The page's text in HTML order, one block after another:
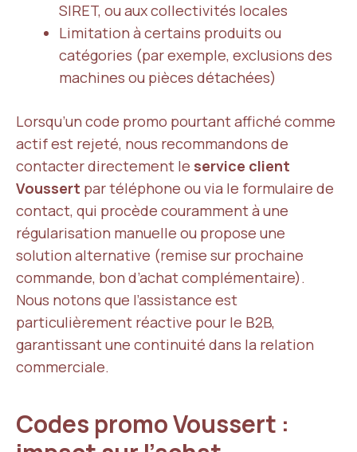
SIRET, ou aux collectivités locales
Limitation à certains produits ou
catégories (par exemple, exclusions des
machines ou pièces détachées)
Lorsqu’un code promo pourtant affiché comme
actif est rejeté, nous recommandons de
contacter directement le service client
Voussert par téléphone ou via le formulaire de
contact, qui procède couramment à une
régularisation manuelle ou propose une
solution alternative (remise sur prochaine
commande, bon d’achat complémentaire).
Nous notons que l’assistance est
particulièrement réactive pour le B2B,
garantissant une continuité dans la relation
commerciale.
Codes promo Voussert :